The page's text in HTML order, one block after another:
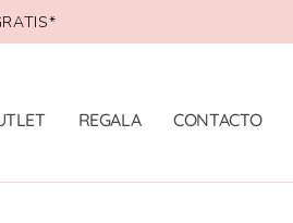
REGALA CONTACTO